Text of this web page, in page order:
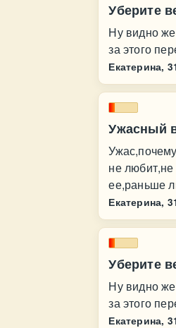
Уберите
Ну видно
за этого
Екатерина,
Ужасный
не любит,не
ее,раньше
Екатерина,
Уберите
Ну видно
за этого
Екатерина,